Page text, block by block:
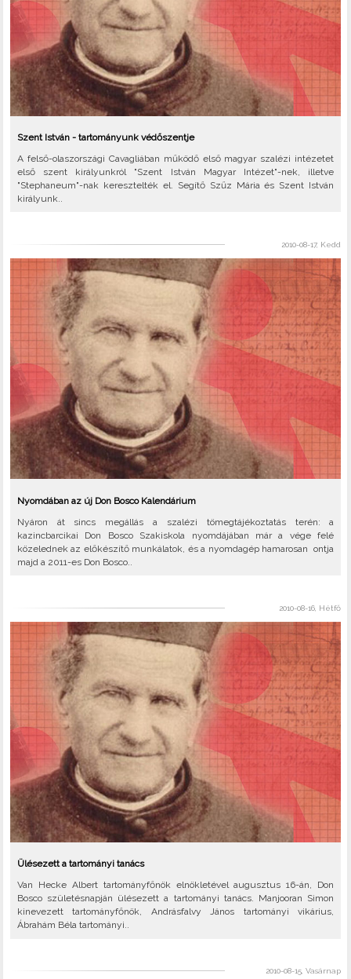
Szent István - tartományunk védőszentje
A felső-olaszországi Cavagliában működő első magyar szalézi intézetet
első szent királyunkról "Szent István Magyar Intézet"-nek, illetve
"Stephaneum"-nak keresztelték el. Segítő Szűz Mária és Szent István
királyunk..
2010-08-17, Kedd
Nyomdában az új Don Bosco Kalendárium
Nyáron át sincs megállás a szalézi tömegtájékoztatás terén: a
kazincbarcikai Don Bosco Szakiskola nyomdájában már a vége felé
közelednek az előkészítő munkálatok, és a nyomdagép hamarosan ontja
majd a 2011-es Don Bosco..
2010-08-16, Hétfő
Ülésezett a tartományi tanács
Van Hecke Albert tartományfőnök elnökletével augusztus 16-án, Don
Bosco születésnapján ülésezett a tartományi tanács. Manjooran Simon
kinevezett tartományfőnök, Andrásfalvy János tartományi vikárius,
Ábrahám Béla tartományi..
2010-08-15, Vasárnap